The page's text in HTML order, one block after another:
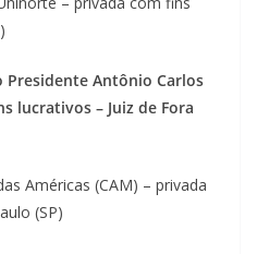
Antônio Carlos
lucrativos – Juiz de Fora
Américas (CAM) – privada
(SP)